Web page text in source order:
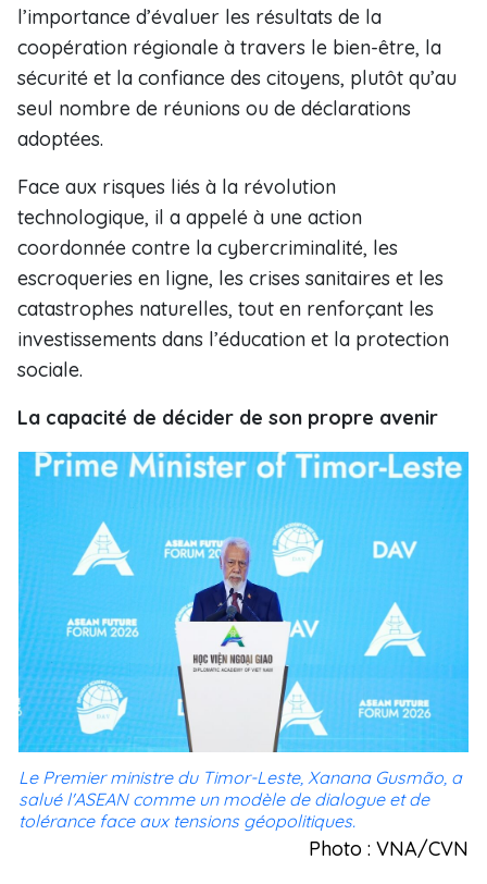
l’importance d’évaluer les résultats de la
coopération régionale à travers le bien-être, la
sécurité et la confiance des citoyens, plutôt qu’au
seul nombre de réunions ou de déclarations
adoptées.
Face aux risques liés à la révolution
technologique, il a appelé à une action
coordonnée contre la cybercriminalité, les
escroqueries en ligne, les crises sanitaires et les
catastrophes naturelles, tout en renforçant les
investissements dans l’éducation et la protection
sociale.
La capacité de décider de son propre avenir
Le Premier ministre du Timor-Leste, Xanana Gusmão, a
salué l'ASEAN comme un modèle de dialogue et de
tolérance face aux tensions géopolitiques.
Photo : VNA/CVN